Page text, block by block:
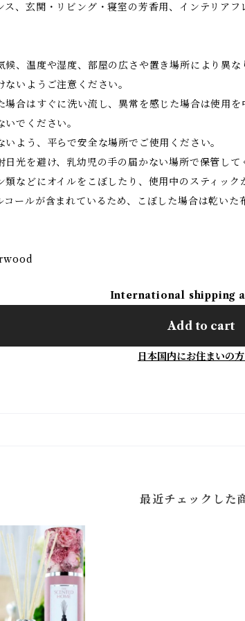
ス、玄関・リビング・寝室の芳香用、インテリアフ
候、温度や湿度、部屋の広さや置き場所により異な
ないようご注意ください。
場合はすぐに洗い流し、異常を感じた場合は使用
いでください。
いよう、平らで安全な場所でご使用ください。
日光を避け、乳幼児の手の届かない場所で保管して
類などにオイルをこぼしたり、使用中のスティッ
コールが含まれているため、こぼした場合は乾い
International shipping
Add to cart
日本国内にお住まいの
最近チェックした